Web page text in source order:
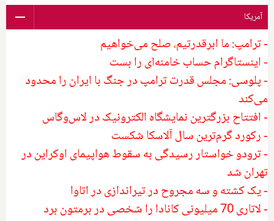
آمریکا
- ترامپ: ما ابرقدرتیم، صلح می‌خواهیم
- اینستاگرام حساب خامنه‌ای را بست
- پلوسی: مجلس قدرت ترامپ در جنگ با ایران را محدود
می‌کند
- افتتاح بزرگترین نمایشگاه الکترونیک در لاس‌وگاس
- رکورد گرم‌ترین سال آلاسکا شکست
- ترودو خواستار رسیدگی به سقوط هواپیمای اوکراین در
تهران شد
- یک کشته و سه مجروح در تیراندازی در اتاوا
- لاتاری 70 میلیونی کانادا را شخصی در برمتون برد